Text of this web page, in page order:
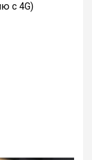
с 4G)